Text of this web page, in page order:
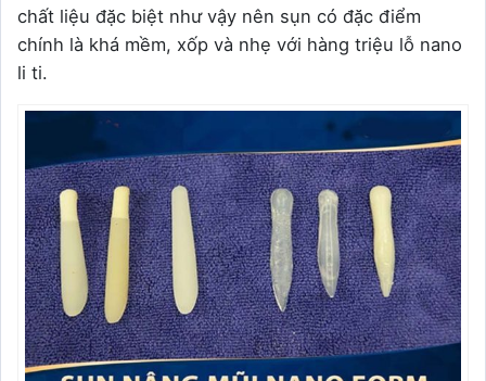
chất liệu đặc biệt như vậy nên sụn có đặc điểm
chính là khá mềm, xốp và nhẹ với hàng triệu lỗ nano
li ti.